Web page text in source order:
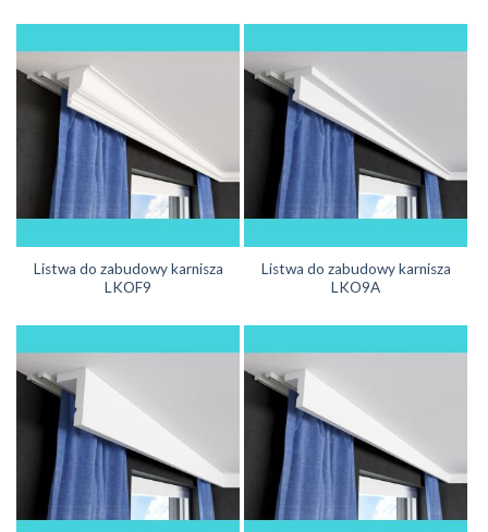
Listwa do zabudowy karnisza
LKOF9
Listwa do zabudowy karnisza
LKO9A